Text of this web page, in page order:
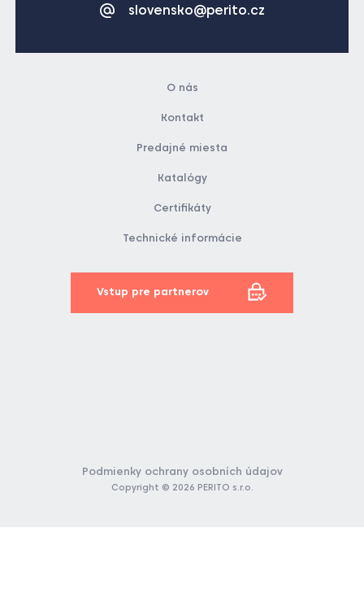
slovensko@perito.cz
O nás
Kontakt
Predajné miesta
Katalógy
Certifikáty
Technické informácie
Vstup pre partnerov
Copyright © 2026 PERITO s.r.o.
Podmienky ochrany osobních údajov